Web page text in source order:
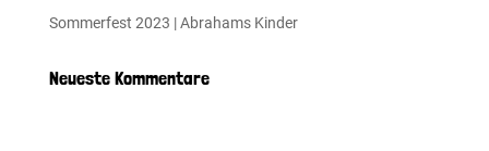
Sommerfest 2023 | Abrahams Kinder
Neueste Kommentare